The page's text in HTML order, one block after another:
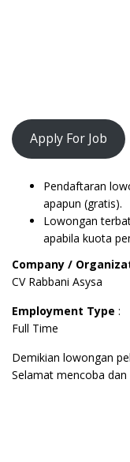
Apply For Job
Pendaftaran
apapun (gratis).
Lowongan
apabila kuota
Company /
CV Rabbani Asysa
Employment Type :
Full Time
Demikian lowongan
Selamat mencoba